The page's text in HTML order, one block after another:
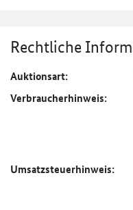
Rechtliche
Auktionsart:
Verbraucher­hinweis:
Umsatzsteuer­hinweis: